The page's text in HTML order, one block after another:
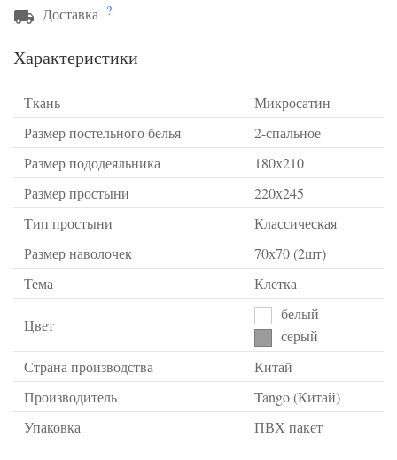
Доставка ?
Характеристики
Ткань
Микросатин
Размер постельного белья
2-спальное
Размер пододеяльника
180х210
Размер простыни
220х245
Тип простыни
Классическая
Размер наволочек
70х70 (2шт)
Тема
Клетка
Цвет
белый
серый
Страна производства
Китай
Производитель
Tango (Китай)
Упаковка
ПВХ пакет